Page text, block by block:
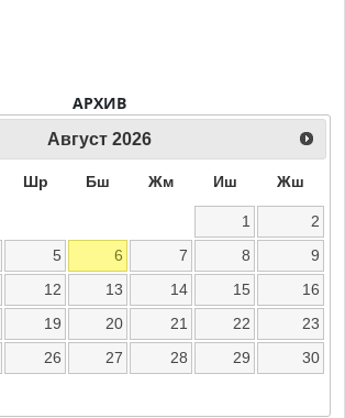
АРХИВ
Август 2026
Шр Бш Жм Иш Жш
1
2
5 6 7 8
9
12 13 14 15
16
19 20 21 22
23
26 27 28 29
30